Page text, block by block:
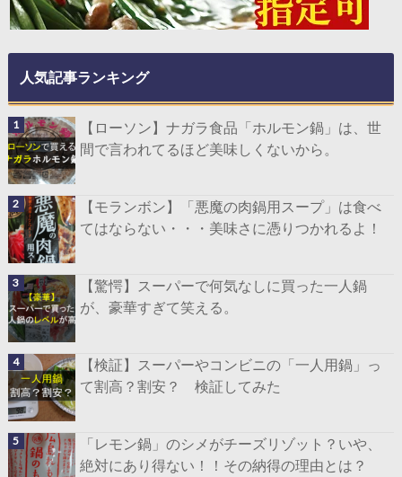
人気記事ランキング
【ローソン】ナガラ食品「ホルモン鍋」は、世
間で言われてるほど美味しくないから。
【モランボン】「悪魔の肉鍋用スープ」は食べ
てはならない・・・美味さに憑りつかれるよ！
【驚愕】スーパーで何気なしに買った一人鍋
が、豪華すぎて笑える。
【検証】スーパーやコンビニの「一人用鍋」っ
て割高？割安？ 検証してみた
「レモン鍋」のシメがチーズリゾット？いや、
絶対にあり得ない！！その納得の理由とは？